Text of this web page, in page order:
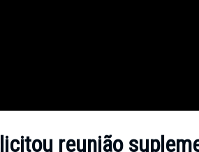
reunião